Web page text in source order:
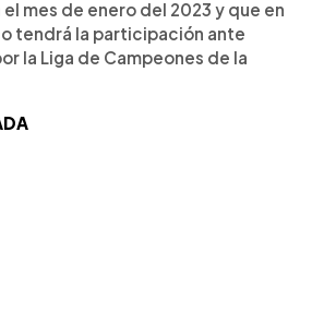
mes de enero del 2023 y que en
tendrá la participación ante
la Liga de Campeones de la